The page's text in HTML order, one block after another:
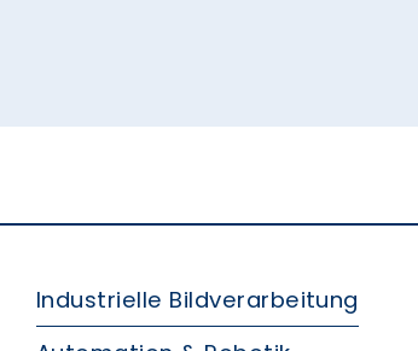
Industrielle Bildverarbeitung